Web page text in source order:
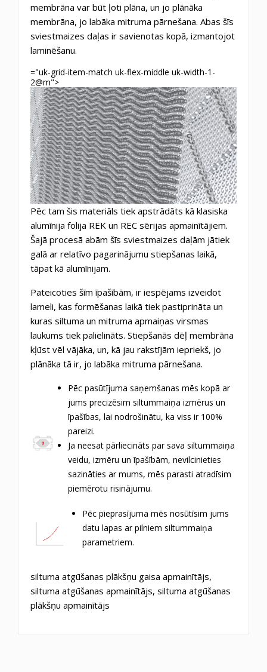
membrāna var būt ļoti plāna, un jo plānāka
membrāna, jo labāka mitruma pārnešana. Abas šīs
sviestmaizes daļas ir savienotas kopā, izmantojot
laminēšanu.
="uk-grid-item-match uk-flex-middle uk-width-1-
2@m">
Pēc tam šis materiāls tiek apstrādāts kā klasiska
alumīnija folija REK un REC sērijas apmainītājiem.
Šajā procesā abām šīs sviestmaizes daļām jātiek
galā ar relatīvo pagarinājumu stiepšanas laikā,
tāpat kā alumīnijam.
Pateicoties šīm īpašībām, ir iespējams izveidot
lameli, kas formēšanas laikā tiek pastiprināta un
kuras siltuma un mitruma apmaiņas virsmas
laukums tiek palielināts. Stiepšanās dēļ membrāna
kļūst vēl vājāka, un, kā jau rakstījām iepriekš, jo
plānāka tā ir, jo labāka mitruma pārnešana.
Pēc pasūtījuma saņemšanas mēs kopā ar
jums precizēsim siltummaiņa izmērus un
īpašības, lai nodrošinātu, ka viss ir 100%
pareizi.
Ja neesat pārliecināts par sava siltummaiņa
veidu, izmēru un īpašībām, nevilcinieties
sazināties ar mums, mēs parasti atradīsim
piemērotu risinājumu.
Pēc pieprasījuma mēs nosūtīsim jums
datu lapas ar pilniem siltummaiņa
parametriem.
siltuma atgūšanas plākšņu gaisa apmainītājs,
siltuma atgūšanas apmainītājs, siltuma atgūšanas
plākšņu apmainītājs